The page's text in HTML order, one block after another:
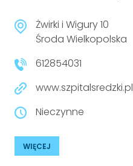
Żwirki i Wigury 10
Środa Wielkopolska
612854031
www.szpitalsredzki.pl
Nieczynne
WIĘCEJ